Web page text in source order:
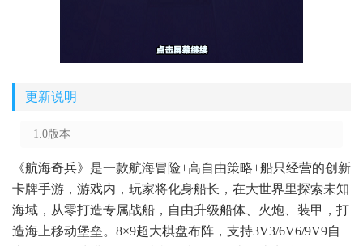
更新说明
1.0版本
《航海奇兵》是一款航海冒险+高自由策略+船只经营的创新
卡牌手游，游戏内，玩家将化身船长，在大世界里探索未知
海域，从零打造专属战船，自由升级船体、火炮、装甲，打
造海上移动堡垒。8×9超大棋盘布阵，支持3V3/6V6/9V9自